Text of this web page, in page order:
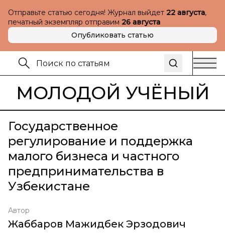
Отправьте статью сегодня! Журнал выйдет 22 августа,
печатный экземпляр отправим 26 августа
Опубликовать статью
МОЛОДОЙ УЧЁНЫЙ
Государственное
регулирование и поддержка
малого бизнеса и частного
предпринимательства в
Узбекистане
Автор
Жаббаров Мажидбек Эрзодович